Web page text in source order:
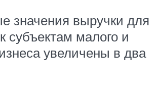
значения выручки для
субъектам малого и
увеличены в два